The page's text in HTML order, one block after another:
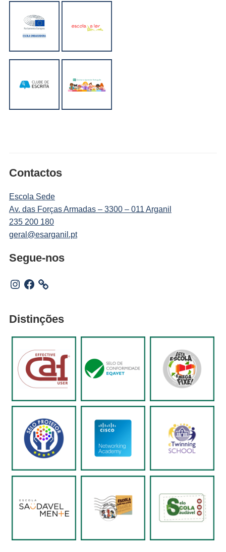
Contactos
Escola Sede
Av. das Forças Armadas – 3300 – 011 Arganil
235 200 180
geral@esarganil.pt
Segue-nos
Instagram
Facebook
Distinções